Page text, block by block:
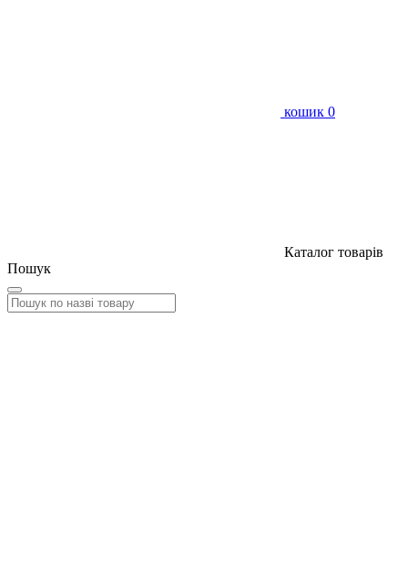
кошик 0
Каталог товарів
Пошук